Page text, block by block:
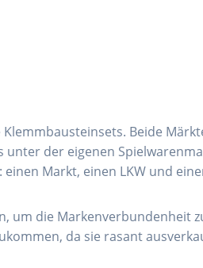
Beide
der eigenen
Markt, einen LKW und
um die Markenverbundenheit
da sie rasant